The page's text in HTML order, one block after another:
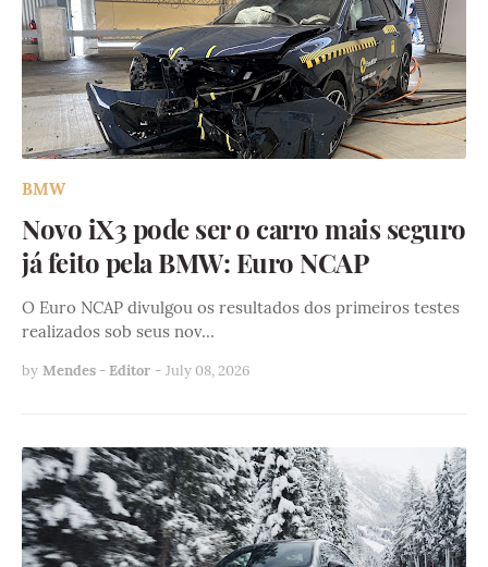
BMW
Novo iX3 pode ser o carro mais seguro
já feito pela BMW: Euro NCAP
O Euro NCAP divulgou os resultados dos primeiros testes
realizados sob seus nov…
by Mendes - Editor - July 08, 2026